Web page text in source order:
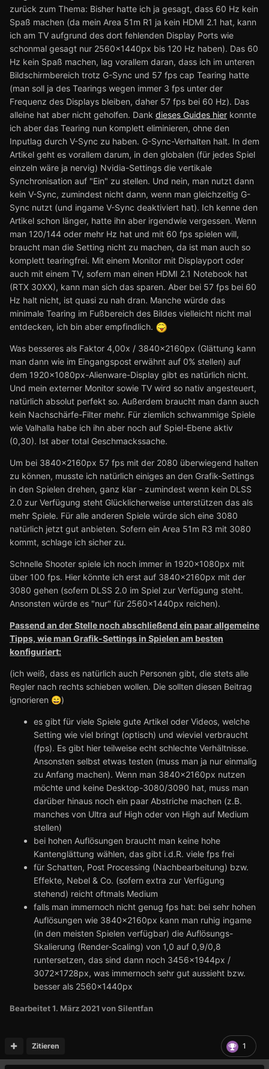
zurück zum Thema: Bisher hatte ich ja gesagt, dass 60 Hz kein
Spaß machen (da mein Area 51m R1 ja kein HDMI 2.1 hat, kann
ich am TV aufgrund des dort fehlenden Display Ports wie
schonmal gesagt nur 2560x1440px bis 120 Hz haben). Das 60
Hz kein Spaß machen, lag vorallem daran, dass ich im unteren
Bildschirmbereich trotz G-Sync und 57 fps cap Tearing hatte
(man soll ja des Tearings wegen immer 3 fps unter der
Frequenz des Displays bleiben, daher 57 fps bei 60 Hz). Das
alleine hat aber nicht geholfen. Dank dieses Guides hier konnte
ich aber das Tearing nun komplett eliminieren, ohne den
Inputlag durch V-Sync zu haben. G-Sync-Verhalten halt. In dem
Artikel geht es vorallem darum, in den globalen (für jedes Spiel
einzeln wäre ja nervig) Nvidia-Settings die vertikale
Synchronisation auf "Ein" zu stellen. Und nein, man nutzt dann
kein V-Sync, zumindest nicht dann, wenn man gleichzeitig G-
Sync nutzt (und ingame V-Sync deaktiviert hat). Ich kenne den
Artikel schon länger, hatte ihn aber irgendwie vergessen. Wenn
man 120/144 oder mehr Hz hat und mit 60 fps spielen will,
braucht man die Setting nicht zu machen, da ist man auch so
komplett tearingfrei. Mit einem Monitor mit Displayport oder
auch mit einem TV, sofern man einen HDMI 2.1 Notebook hat
(RTX 30XX), kann man sich das sparen. Aber bei 57 fps bei 60
Hz halt nicht, ist quasi zu nah dran. Manche würde das
minimale Tearing im Fußbereich des Bildes vielleicht nicht mal
entdecken, ich bin aber empfindlich.
Was besseres als Faktor 4,00x / 3840x2160px (Glättung kann
man dann wie im Eingangspost erwähnt auf 0% stellen) auf
dem 1920x1080px-Alienware-Display gibt es natürlich nicht.
Und mein externer Monitor sowie TV wird so nativ angesteuert,
natürlich absolut perfekt so. Außerdem braucht man dann auch
kein Nachschärfe-Filter mehr. Für ziemlich schwammige Spiele
wie Valhalla habe ich ihn aber noch auf Spiel-Ebene aktiv
(0,30). Ist aber total Geschmackssache.
Um bei 3840x2160px 57 fps mit der 2080 überwiegend halten
zu können, musste ich natürlich einiges an den Grafik-Settings
in den Spielen drehen, ganz klar - zumindest wenn kein DLSS
2.0 zur Verfügung steht Glücklicherweise unterstützen das als
mehr Spiele. Für alle anderen Spiele würde sich eine 3080
natürlich jetzt gut anbieten. Sofern ein Area 51m R3 mit 3080
kommt, schlage ich sicher zu.
Schnelle Shooter spiele ich noch immer in 1920x1080px mit
über 100 fps. Hier könnte ich erst auf 3840x2160px mit der
3080 gehen (sofern DLSS 2.0 im Spiel zur Verfügung steht.
Ansonsten würde es "nur" für 2560x1440px reichen).
Passend an der Stelle noch abschließend ein paar allgemeine
Tipps, wie man Grafik-Settings in Spielen am besten
konfiguriert:
(ich weiß, dass es natürlich auch Personen gibt, die stets alle
Regler nach rechts schieben wollen. Die sollten diesen Beitrag
ignorieren 😄)
es gibt für viele Spiele gute Artikel oder Videos, welche
Setting wie viel bringt (optisch) und wieviel verbraucht
(fps). Es gibt hier teilweise echt schlechte Verhältnisse.
Ansonsten selbst etwas testen (muss man ja nur einmalig
zu Anfang machen). Wenn man 3840x2160px nutzen
möchte und keine Desktop-3080/3090 hat, muss man
darüber hinaus noch ein paar Abstriche machen (z.B.
manches von Ultra auf High oder von High auf Medium
stellen)
bei hohen Auflösungen braucht man keine hohe
Kantenglättung wählen, das gibt i.d.R. viele fps frei
für Schatten, Post Processing (Nachbearbeitung) bzw.
Effekte, Nebel & Co. (sofern extra zur Verfügung
stehend) reicht oftmals Medium
falls man immernoch nicht genug fps hat: bei sehr hohen
Auflösungen wie 3840x2160px kann man ruhig ingame
(in den meisten Spielen verfügbar) die Auflösungs-
Skalierung (Render-Scaling) von 1,0 auf 0,9/0,8
runtersetzen, das sind dann noch 3456x1944px /
3072x1728px, was immernoch sehr gut aussieht bzw.
besser als 2560x1440px
Bearbeitet1. März 2021 von Silentfan
1
Zitieren